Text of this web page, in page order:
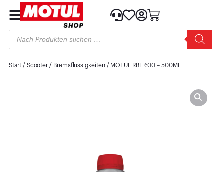
Start/ Scooter/ Bremsflüssigkeiten/ MOTUL RBF 600 – 500ML